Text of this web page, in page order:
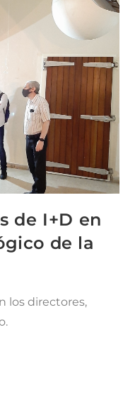
de I+D en
de la
los directores,